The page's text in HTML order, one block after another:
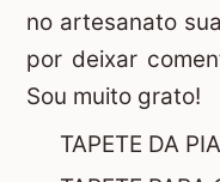
no artesanato
por deixar
Sou muito grato!
TAPETE DA